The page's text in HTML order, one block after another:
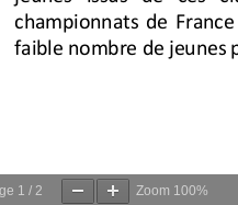
1 / 2 Zoom 100%